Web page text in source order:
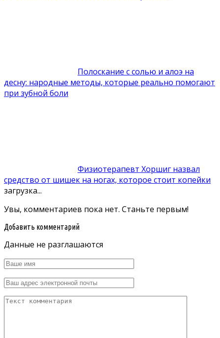
Полоскание с солью и алоэ на
десну: народные методы, которые реально помогают
при зубной боли
Физиотерапевт Хоршиг назвал
средство от шишек на ногах, которое стоит копейки
загрузка...
Увы, комментариев пока нет. Станьте первым!
Добавить комментарий
Данные не разглашаются